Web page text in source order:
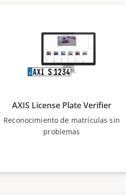
AXIS License Plate Verifier
Reconocimiento de matrículas sin
problemas